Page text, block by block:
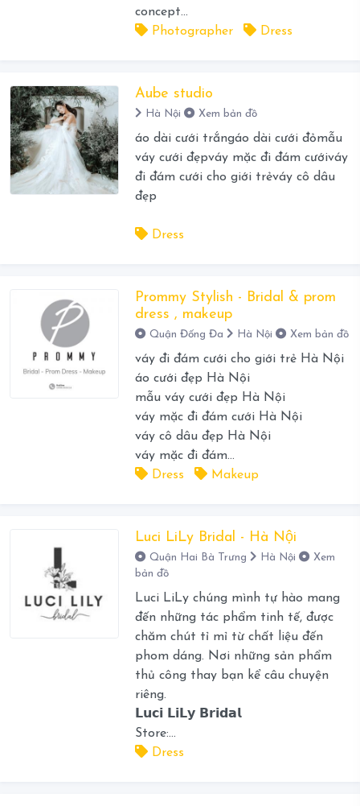
concept...
Photographer
Dress
Aube studio
Hà Nội Xem bản đồ
áo dài cưới trắngáo dài cưới đỏmẫu
váy cưới đẹpváy mặc đi đám cướiváy
đi đám cưới cho giới trẻváy cô dâu
đẹp
Dress
Prommy Stylish - Bridal & prom
dress , makeup
Quận Đống Đa Hà Nội Xem bản đồ
váy đi đám cưới cho giới trẻ Hà Nội
áo cưới đẹp Hà Nội
mẫu váy cưới đẹp Hà Nội
váy mặc đi đám cưới Hà Nội
váy cô dâu đẹp Hà Nội
váy mặc đi đám...
Dress
Makeup
Luci LiLy Bridal - Hà Nội
Quận Hai Bà Trưng Hà Nội
Xem
bản đồ
Luci LiLy chúng mình tự hào mang
đến những tác phẩm tinh tế, được
chăm chút tỉ mỉ từ chất liệu đến
phom dáng. Nơi những sản phẩm
thủ công thay bạn kể câu chuyện
riêng.
𝗟𝘂𝗰𝗶 𝗟𝗶𝗟𝘆 𝗕𝗿𝗶𝗱𝗮𝗹
Store:...
Dress